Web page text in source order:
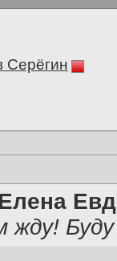
Серёгин
жду!